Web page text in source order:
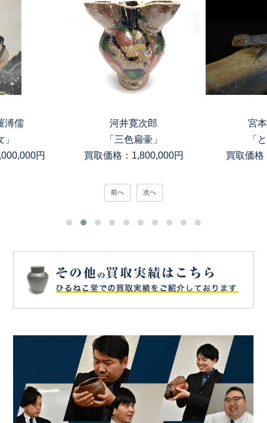
溥儒
円
河井寛次郎
「三色扁壷」
買取価格：1,800,000円
宮
「
買取価格
前へ 次へ